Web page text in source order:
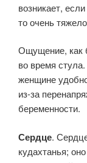
возникает,
то очень
Ощущение, как
во время
женщине
из-за
беременности.
Сердце.
кудахтанья;